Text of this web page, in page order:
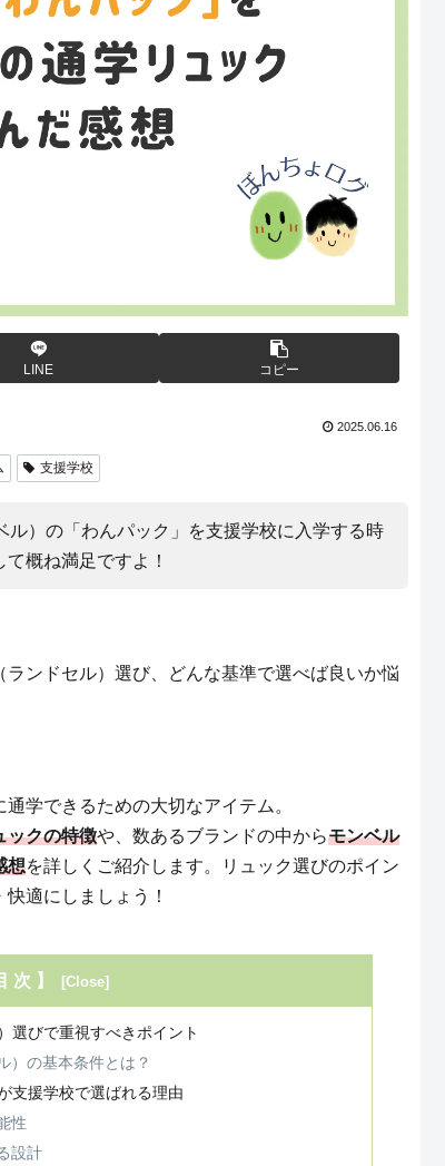
LINE コピー
2025.06.16
支援学校
ル）の「わんパック」を支援学校に入学する時
概ね満足ですよ！
ンドセル）選び、どんな基準で選べば良いか悩
学できるための大切なアイテム。
ックの特徴や、数あるブランドの中からモンベル
想を詳しくご紹介します。リュック選びのポイン
適にしましょう！
次 】
選びで重視すべきポイント
）の基本条件とは？
支援学校で選ばれる理由
性
設計